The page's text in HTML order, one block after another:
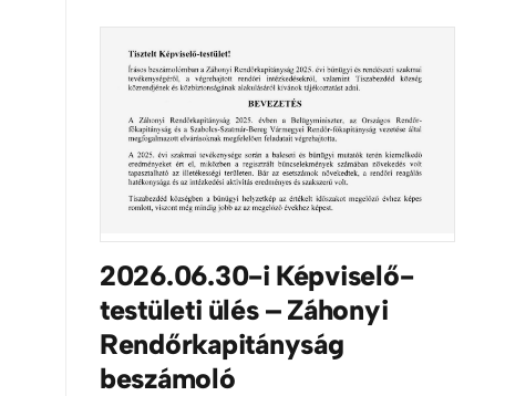
2026.06.30-i Képviselő-
testületi ülés – Záhonyi
Rendőrkapitányság
beszámoló